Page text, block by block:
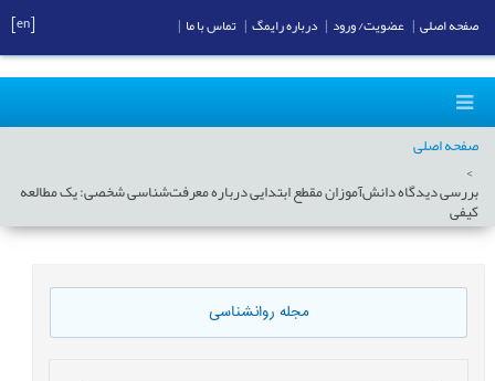
صفحه اصلی
بررسی دیدگاه دانش‌آموزان مقطع ابتدایی درباره معرفت‌شناسی شخصی: یک مطالعه
کیفی
مجله روانشناسی
صفحه اصلی عضویت/ ورود درباره رایمگ تماس با ما